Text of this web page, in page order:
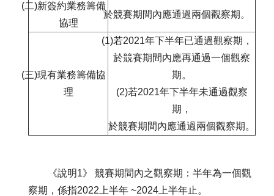
(二)新簽約業務籌備
協理
於競賽期間內應通過兩個觀察期。
(三)現有業務籌備協
理
(1)若2021年下半年已通過觀察期，
於競賽期間內應再通過一個觀察
期。
(2)若2021年下半年未通過觀察
期，
於競賽期間內應通過兩個觀察期。
《說明1》 競賽期間內之觀察期：半年為一個觀
察期，係指2022上半年 ~2024上半年止。